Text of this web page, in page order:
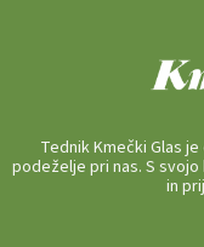
Tednik Kmečki Glas
podeželje pri nas. S
in